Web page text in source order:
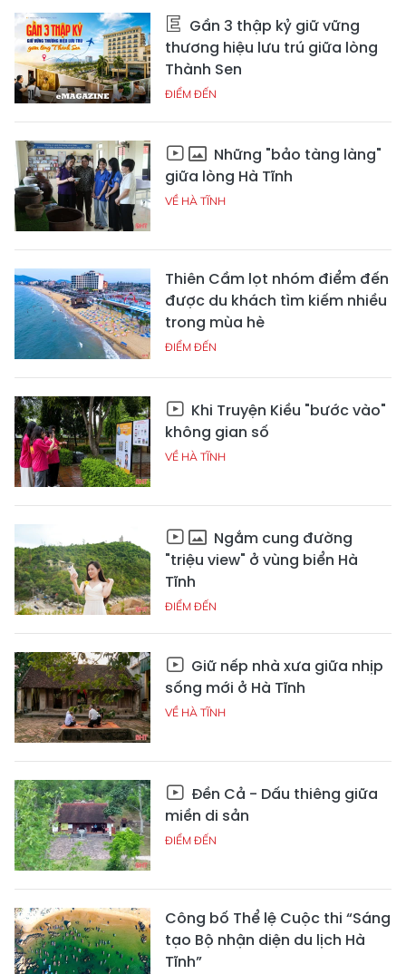
Gần 3 thập kỷ giữ vững
thương hiệu lưu trú giữa lòng
Thành Sen
ĐIỂM ĐẾN
Những "bảo tàng làng"
giữa lòng Hà Tĩnh
VỀ HÀ TĨNH
Thiên Cầm lọt nhóm điểm đến
được du khách tìm kiếm nhiều
trong mùa hè
ĐIỂM ĐẾN
Khi Truyện Kiều "bước vào"
không gian số
VỀ HÀ TĨNH
Ngắm cung đường
"triệu view" ở vùng biển Hà
Tĩnh
ĐIỂM ĐẾN
Giữ nếp nhà xưa giữa nhịp
sống mới ở Hà Tĩnh
VỀ HÀ TĨNH
Đền Cả - Dấu thiêng giữa
miền di sản
ĐIỂM ĐẾN
Công bố Thể lệ Cuộc thi “Sáng
tạo Bộ nhận diện du lịch Hà
Tĩnh”